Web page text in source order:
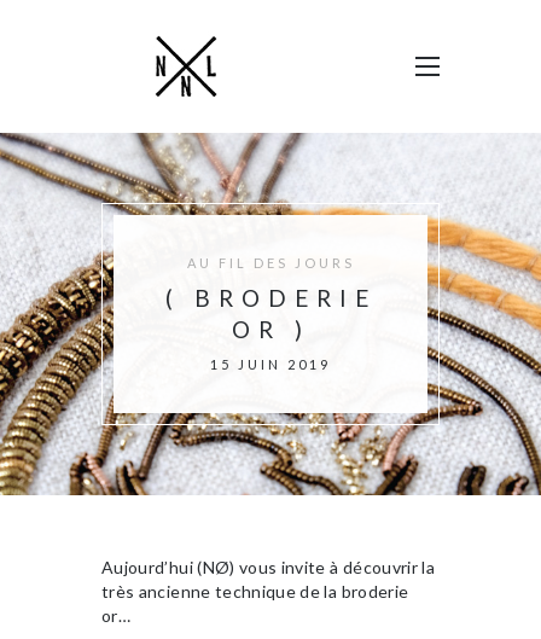
AU FIL DES JOURS
( BRODERIE
OR )
15 JUIN 2019
Aujourd’hui (NØ) vous invite à découvrir la
très ancienne technique de la broderie
or…